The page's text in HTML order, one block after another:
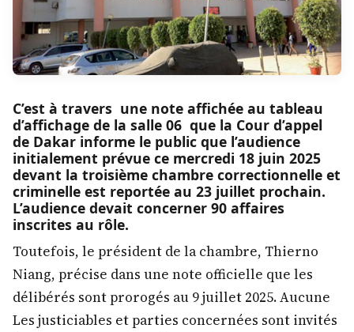
C’est à travers une note affichée au tableau
d’affichage de la salle 06 que la Cour d’appel
de Dakar informe le public que l’audience
initialement prévue ce mercredi 18 juin 2025
devant la troisième chambre correctionnelle et
criminelle est reportée au 23 juillet prochain.
L’audience devait concerner 90 affaires
inscrites au rôle.
Toutefois, le président de la chambre, Thierno
Niang, précise dans une note officielle que les
délibérés sont prorogés au 9 juillet 2025. Aucune
Les justiciables et parties concernées sont invités